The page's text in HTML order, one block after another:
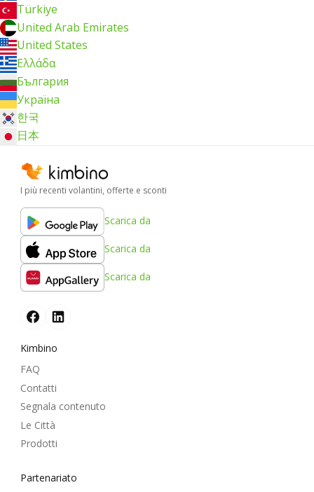
Türkiye
United Arab Emirates
United States
Ελλάδα
България
Україна
한국
日本
I più recenti volantini, offerte e sconti
Scarica da
Scarica da
Scarica da
Kimbino
FAQ
Contatti
Segnala contenuto
Le Città
Prodotti
Partenariato